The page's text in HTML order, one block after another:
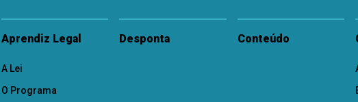
Aprendiz Legal
A Lei
O Programa
Desponta Conteúdo